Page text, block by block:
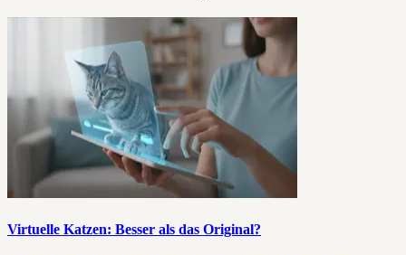
Virtuelle Katzen: Besser als das Original?